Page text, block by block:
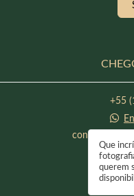
+55
Que
querem